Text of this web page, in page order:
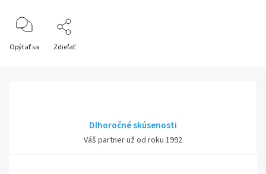
Opýtať sa Zdieľať
Dlhoročné skúsenosti
Váš partner už od roku 1992